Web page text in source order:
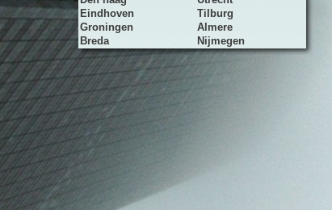
Eindhoven
Tilburg
Groningen
Almere
Breda
Nijmegen